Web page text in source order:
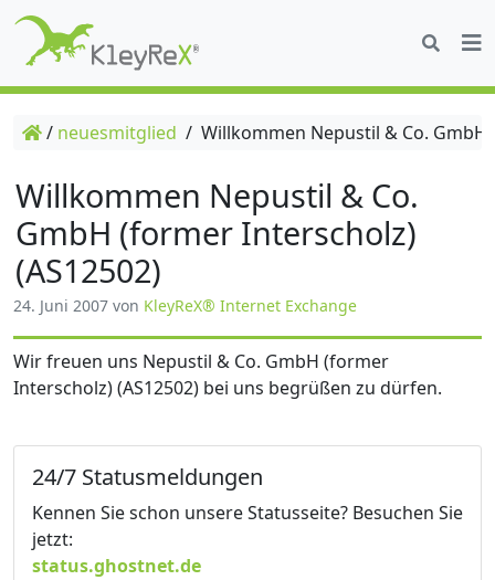
/ neuesmitglied / Willkommen Nepustil & Co.
Willkommen Nepustil & Co.
GmbH (former Interscholz)
(AS12502)
24. Juni 2007 von KleyReX® Internet Exchange
Wir freuen uns Nepustil & Co. GmbH (former
Interscholz) (AS12502) bei uns begrüßen zu dürfen.
24/7 Statusmeldungen
Kennen Sie schon unsere Statusseite? Besuchen Sie
jetzt:
status.ghostnet.de